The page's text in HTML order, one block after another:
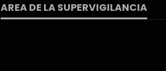
AREA DE LA SUPERVIGILANCIA